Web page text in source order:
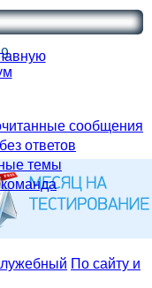
сообщения
ответов
темы
По сайту и